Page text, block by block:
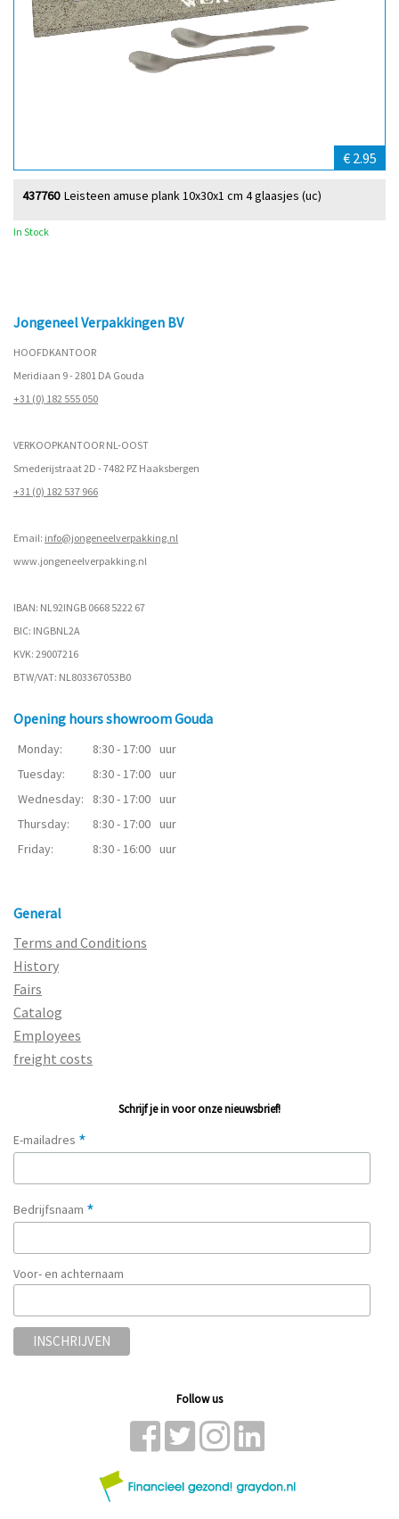
€ 2.95
Leisteen amuse plank 10x30x1 cm 4 glaasjes (uc)
437760
In Stock
Jongeneel Verpakkingen BV
HOOFDKANTOOR
Meridiaan 9 - 2801 DA Gouda
+31 (0) 182 555 050
VERKOOPKANTOOR NL-OOST
Smederijstraat 2D - 7482 PZ Haaksbergen
+31 (0) 182 537 966
Email: info@jongeneelverpakking.nl
www.jongeneelverpakking.nl
IBAN: NL92INGB 0668 5222 67
BIC: INGBNL2A
KVK: 29007216
BTW/VAT: NL803367053B0
Opening hours showroom Gouda
Monday: 8:30 - 17:00 uur
Tuesday:
8:30 - 17:00 uur
Wednesday:
8:30 - 17:00 uur
Thursday:
8:30 - 17:00 uur
Friday:
8:30 - 16:00 uur
General
Terms and Conditions
History
Fairs
Catalog
Employees
freight costs
Schrijf je in voor onze nieuwsbrief!
E-mailadres *
Bedrijfsnaam *
Voor- en achternaam
Follow us